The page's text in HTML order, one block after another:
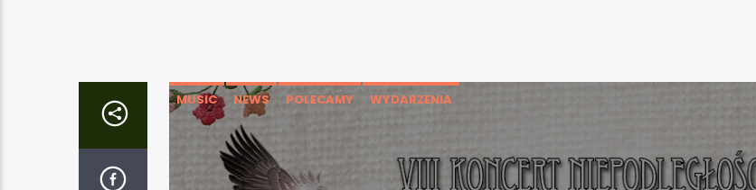
MUSIC NEWS POLECAMY WYDARZENIA